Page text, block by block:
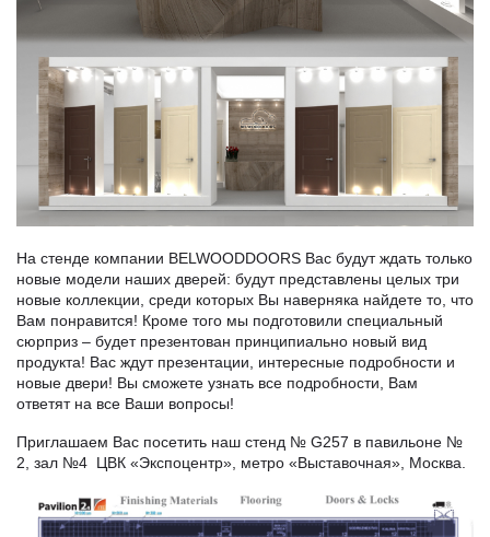
На стенде компании BELWOODDOORS Вас будут ждать только
новые модели наших дверей: будут представлены целых три
новые коллекции, среди которых Вы наверняка найдете то, что
Вам понравится! Кроме того мы подготовили специальный
сюрприз – будет презентован принципиально новый вид
продукта! Вас ждут презентации, интересные подробности и
новые двери! Вы сможете узнать все подробности, Вам
ответят на все Ваши вопросы!
Приглашаем Вас посетить наш стенд № G257 в павильоне №
2, зал №4 ЦВК «Экспоцентр», метро «Выставочная», Москва.